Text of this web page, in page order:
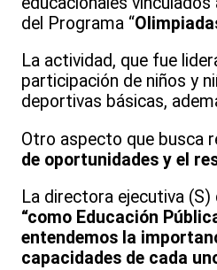
del Programa “
La actividad, que fue
participación de niños y
deportivas básicas,
Otro aspecto que busca
de oportunidades y el
La directora ejecutiva
“como Educación
entendemos la
capacidades de cada